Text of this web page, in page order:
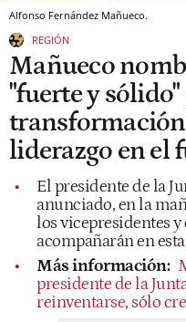
Alfonso Fernández Mañueco.
REGIÓN
Mañueco
"fuerte y
transformación
liderazgo en el
El presidente de la
anunciado, en la
los vicepresidentes y
acompañarán en
Más información:
presidente de la
reinventarse, sólo